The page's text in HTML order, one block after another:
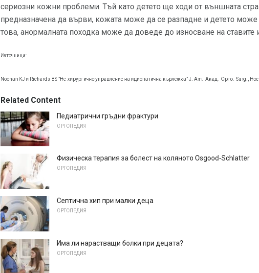
сериозни кожни проблеми. Тъй като детето ще ходи от външната
предназначена да върви, кожата може да се разпадне и детето
това, анормалната походка може да доведе до износване на ставите
Източници:
Noonan KJ и Richards BS "Не-хирургично управление на идиопатична кърлежка" J. Am. Акад. Орто. Surg.,
Related Content
Педиатрични гръдни фрактури
ОРТОПЕДИЯ
Физическа терапия за болест на коляното Osgood-Schlatter
ОРТОПЕДИЯ
Септична хип при малки деца
ОРТОПЕДИЯ
Има ли нарастващи болки при децата?
ОРТОПЕДИЯ